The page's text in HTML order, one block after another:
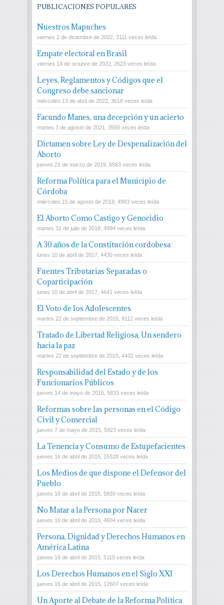
PUBLICACIONES POPULARES
Nuestros Mapuches
viernes 2 de diciembre de 2022, 3111 veces leída
Empate electoral en Brasil
viernes 14 de octubre de 2022, 2623 veces leída
Leyes, Reglamentos y Códigos que el
Congreso debe sancionar
miércoles 13 de abril de 2022, 3618 veces leída
Facundo Manes, una decepción y un acierto
martes 3 de agosto de 2021, 3550 veces leída
Dictamen sobre Ley de Despenalización del
Aborto
jueves 21 de marzo de 2019, 6563 veces leída
Reforma Política para el Municipio de
Córdoba
miércoles 15 de agosto de 2018, 4983 veces leída
El Aborto Como Castigo y Genocidio
martes 31 de julio de 2018, 4994 veces leída
A 30 años de la Constitución cordobesa
lunes 10 de abril de 2017, 4430 veces leída
Fuentes Tributarias Separadas o
Coparticipación
lunes 10 de abril de 2017, 4641 veces leída
El Voto de los Adolescentes
martes 22 de septiembre de 2015, 9112 veces leída
Tratado de Libertad Religiosa, Un sendero
hacia la paz
martes 22 de septiembre de 2015, 4432 veces leída
Responsabilidad del Estado y de los
Funcionarios Públicos
jueves 14 de mayo de 2015, 5833 veces leída
Reformas sobre las personas en el Código
Civil y Comercial
jueves 7 de mayo de 2015, 5923 veces leída
La Tenencia y Consumo de Estupefacientes
jueves 16 de abril de 2015, 15328 veces leída
Los Medios de que dispone el Defensor del
Pueblo
jueves 16 de abril de 2015, 5839 veces leída
No Matar a la Persona por Nacer
jueves 16 de abril de 2015, 4604 veces leída
Persona, Dignidad y Derechos Humanos en
América Latina
jueves 16 de abril de 2015, 5110 veces leída
Los Derechos Humanos en el Siglo XXI
jueves 16 de abril de 2015, 12607 veces leída
Un Aporte al Debate de la Reforma Política